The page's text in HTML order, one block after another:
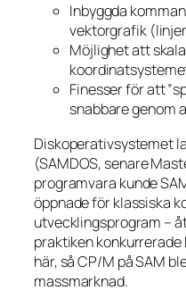
Inbyggda
vektorgrafik
Möjlighet att
Finesser för att
snabbare genom
Diskoperativsystemet
(SAMDOS, senare
programvara kunde
öppnade för klassiska
utvecklingsprogram –
praktiken
här, så CP/M på SAM
massmarknad.